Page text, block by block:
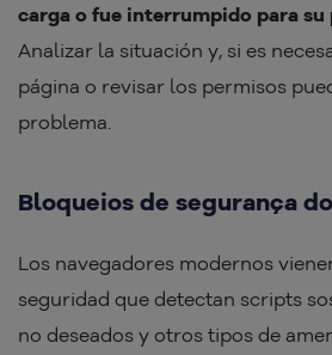
carga o fue interrumpido para
Analizar la situación y, si es
página o revisar los permisos
problema.
Bloqueios de segurança
Los navegadores modernos
seguridad que detectan scripts
no deseados y otros tipos de